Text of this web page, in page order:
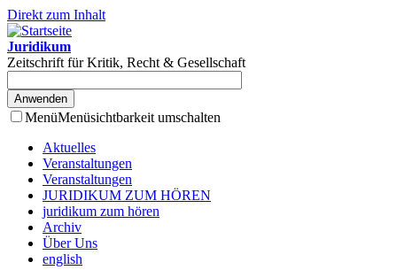
Direkt zum Inhalt
Juridikum
Zeitschrift für Kritik, Recht & Gesellschaft
MenüMenüsichtbarkeit umschalten
Aktuelles
Veranstaltungen
Veranstaltungen
JURIDIKUM ZUM HÖREN
juridikum zum hören
Archiv
Über Uns
english